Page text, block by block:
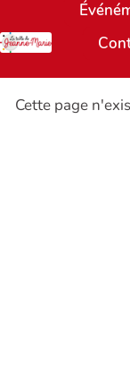
Aller au
Cette page